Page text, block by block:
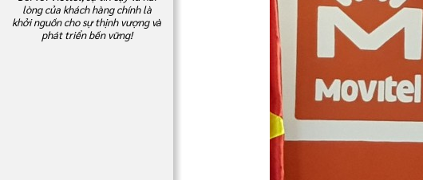
lòng của khách hàng chính là
khởi nguồn cho sự thịnh vượng và
phát triển bền vững!